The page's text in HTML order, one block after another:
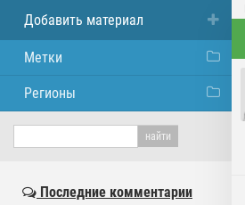
Добавить материал
Метки
Регионы
Последние комментарии